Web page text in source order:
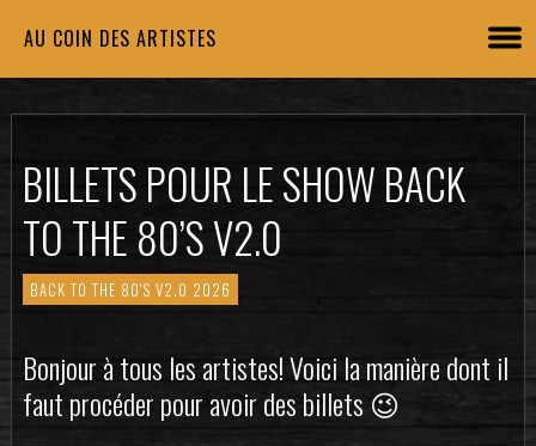
AU COIN DES ARTISTES
BILLETS POUR LE SHOW BACK
TO THE 80’S V2.0
BACK TO THE 80'S V2.0 2026
Bonjour à tous les artistes! Voici la manière dont il
faut procéder pour avoir des billets 😉